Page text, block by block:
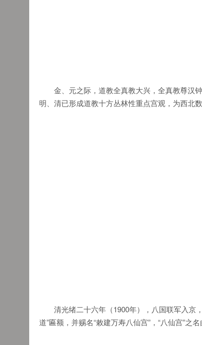
金、元之际，道教全真教大兴，全真教尊汉
明、清已形成道教十方丛林性重点宫观，为西北
清光绪二十六年（1900年），八国联军入京
道”匾额，并赐名“敕建万寿八仙宫”，“八仙宫”之